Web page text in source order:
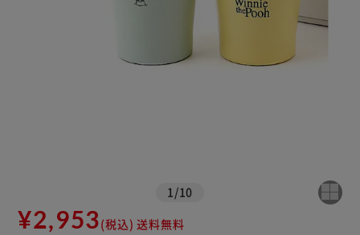
1/10
¥2,953(税込) 送料無料